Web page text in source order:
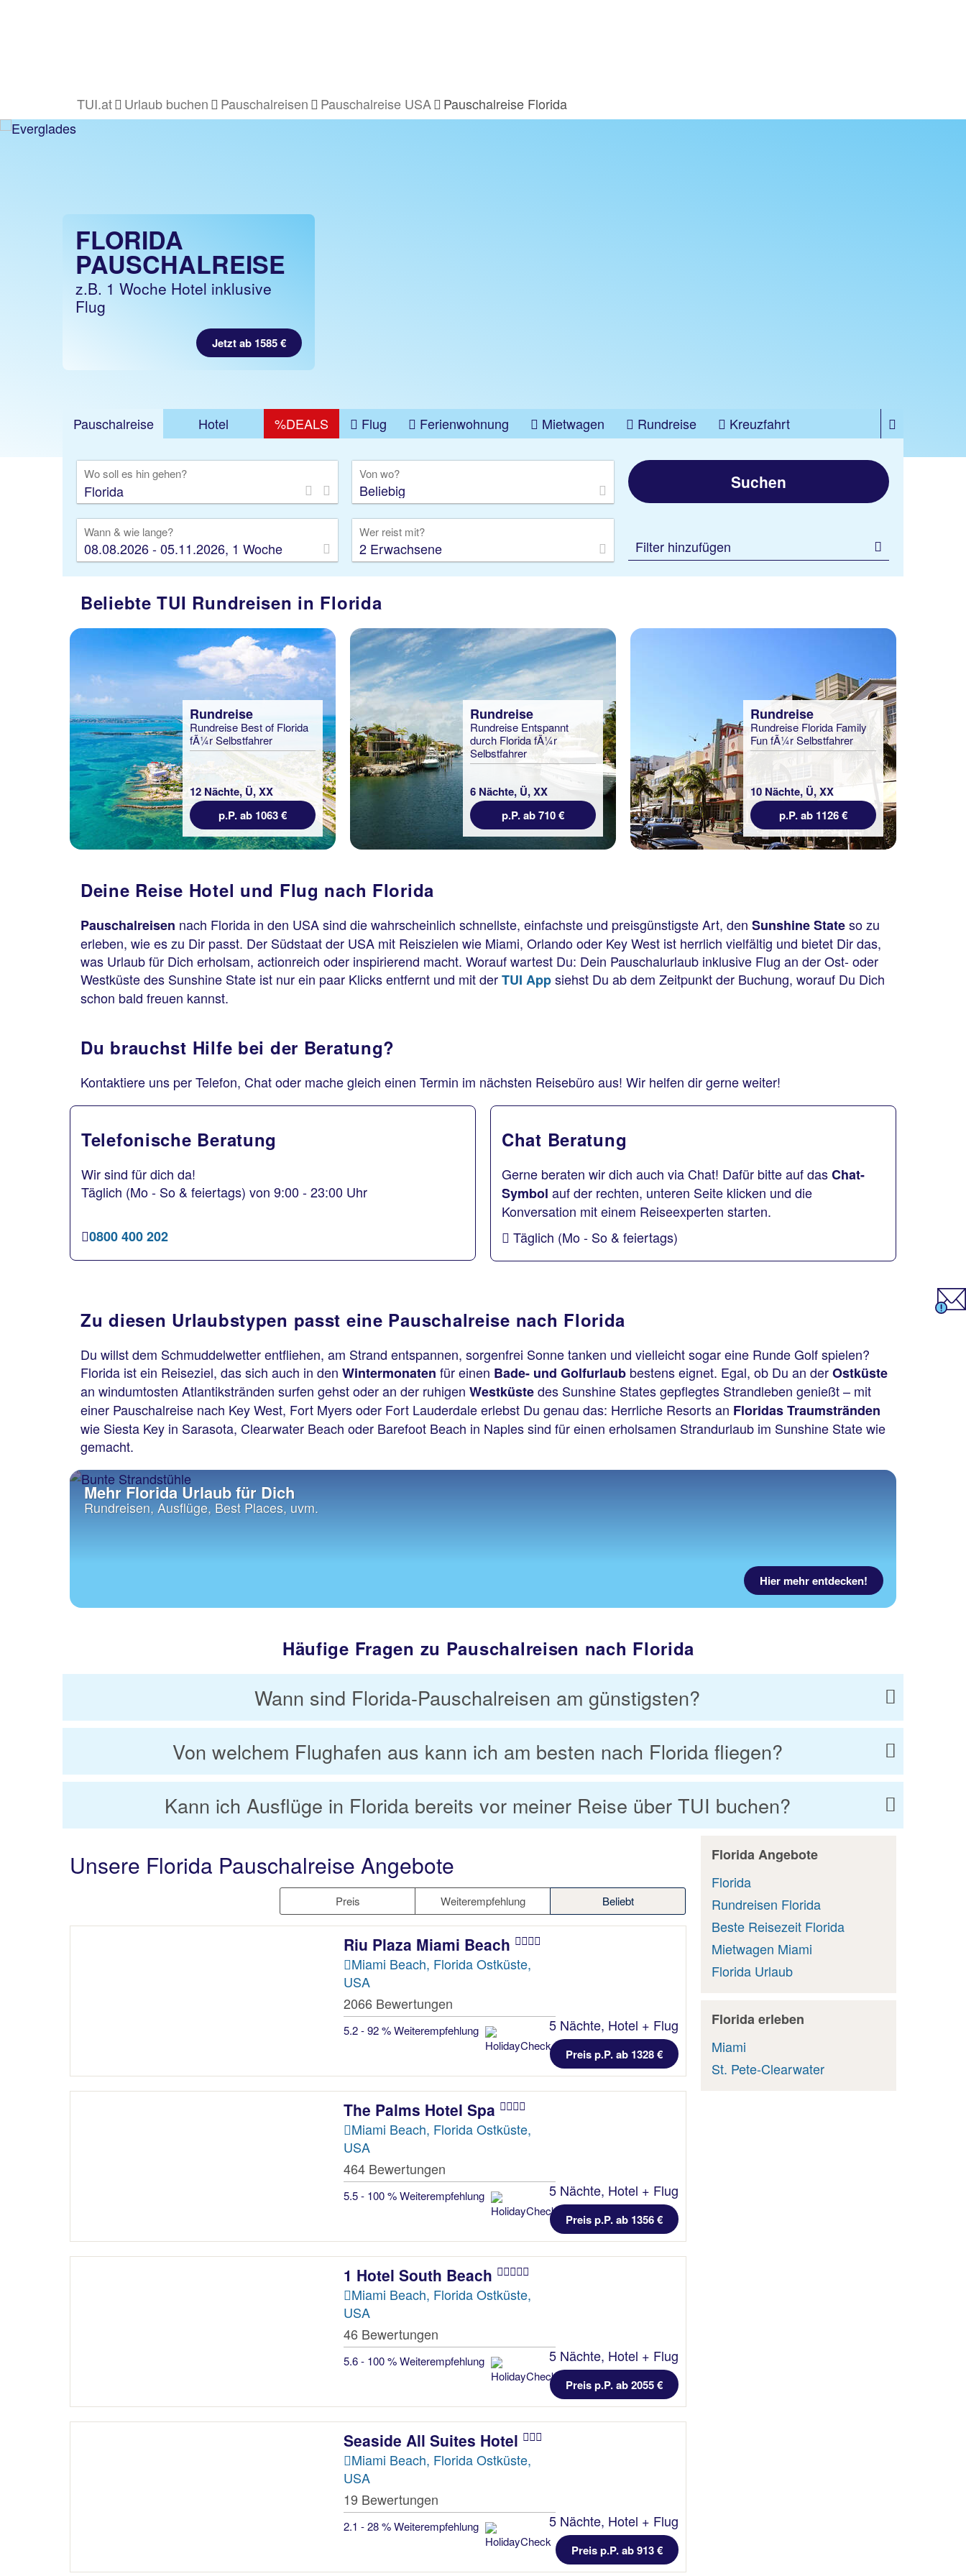
TUI.at Urlaub buchen Pauschalreisen Pauschalreise USA Pauschalreise Florida
FLORIDA
PAUSCHALREISE
z.B. 1 Woche Hotel inklusive
Flug
Jetzt ab 1585 €
Pauschalreise Hotel %DEALS Flug Ferienwohnung Mietwagen Rundreise
Kreuzfahrt
Wo soll es hin gehen? Von wo?
Beliebig
Wann & wie lange?
08.08.2026 - 05.11.2026, 1 Woche
Wer reist mit?
2 Erwachsene
Suchen
Filter hinzufügen
Beliebte TUI Rundreisen in Florida
Rundreise
Rundreise Best of Florida
fÃ¼r Selbstfahrer
12 Nächte, Ü, XX
p.P. ab 1063 €
Rundreise
Rundreise Entspannt
durch Florida fÃ¼r
Selbstfahrer
6 Nächte, Ü, XX
p.P. ab 710 €
Rundreise
Rundreise Florida Family
Fun fÃ¼r Selbstfahrer
10 Nächte, Ü, XX
p.P. ab 1126 €
Deine Reise Hotel und Flug nach Florida
Pauschalreisen nach Florida in den USA sind die wahrscheinlich schnellste, einfachste und preisgünstigste Art, den Sunshine Stateso zu
erleben, wie es zu Dir passt. Der Südstaat der USA mit Reiszielen wie Miami, Orlando oder Key West ist herrlich vielfältig und bietet Dir das,
was Urlaub für Dich erholsam, actionreich oder inspirierend macht. Worauf wartest Du: Dein Pauschalurlaub inklusive Flug an der Ost- oder
Westküste des Sunshine State ist nur ein paar Klicks entfernt und mit derTUI Appsiehst Du ab dem Zeitpunkt der Buchung, worauf Du Dich
schon bald freuen kannst.
Du brauchst Hilfe bei der Beratung?
Kontaktiere uns per Telefon, Chat oder mache gleich einen Termin im nächsten Reisebüro aus! Wir helfen dir gerne weiter!
Telefonische Beratung
Wir sind für dich da!
Täglich (Mo - So & feiertags) von 9:00 - 23:00 Uhr
0800 400 202
Chat Beratung
Gerne beraten wir dich auch via Chat! Dafür bitte auf dasChat-
Symbol auf der rechten, unteren Seite klicken und die
Konversation mit einem Reiseexperten starten.
Täglich (Mo - So & feiertags)
Zu diesen Urlaubstypen passt eine Pauschalreise nach Florida
Du willst dem Schmuddelwetter entfliehen, am Strand entspannen, sorgenfrei Sonne tanken und vielleicht sogar eine Runde Golf spielen?
Florida ist ein Reiseziel, das sich auch in den Wintermonaten für einen Bade- und Golfurlaub bestens eignet. Egal, ob Du an derOstküste
an windumtosten Atlantikstränden surfen gehst oder an der ruhigen Westküstedes Sunshine States gepflegtes Strandleben genießt – mit
einer Pauschalreise nach Key West, Fort Myers oder Fort Lauderdale erlebst Du genau das: Herrliche Resorts an Floridas Traumstränden
wie Siesta Key in Sarasota, Clearwater Beach oder Barefoot Beach in Naples sind für einen erholsamen Strandurlaub im Sunshine State wie
gemacht.
Mehr Florida Urlaub für Dich
Rundreisen, Ausflüge, Best Places, uvm.
Hier mehr entdecken!
Häufige Fragen zu Pauschalreisen nach Florida
Wann sind Florida-Pauschalreisen am günstigsten?
Von welchem Flughafen aus kann ich am besten nach Florida fliegen?
Kann ich Ausflüge in Florida bereits vor meiner Reise über TUI buchen?
Unsere Florida Pauschalreise Angebote
Preis Weiterempfehlung Beliebt
Riu Plaza Miami Beach
Miami Beach, Florida Ostküste,
USA
2066 Bewertungen
5.2 - 92 % Weiterempfehlung 5 Nächte, Hotel + Flug
Preis p.P. ab 1328 €
The Palms Hotel Spa
Miami Beach, Florida Ostküste,
USA
464 Bewertungen
5.5 - 100 % Weiterempfehlung 5 Nächte, Hotel + Flug
Preis p.P. ab 1356 €
1 Hotel South Beach
Miami Beach, Florida Ostküste,
USA
46 Bewertungen
5.6 - 100 % Weiterempfehlung 5 Nächte, Hotel + Flug
Preis p.P. ab 2055 €
Seaside All Suites Hotel
Miami Beach, Florida Ostküste,
USA
19 Bewertungen
2.1 - 28 % Weiterempfehlung 5 Nächte, Hotel + Flug
Preis p.P. ab 913 €
Florida Angebote
Florida
Rundreisen Florida
Beste Reisezeit Florida
Mietwagen Miami
Florida Urlaub
Florida erleben
Miami
St. Pete-Clearwater